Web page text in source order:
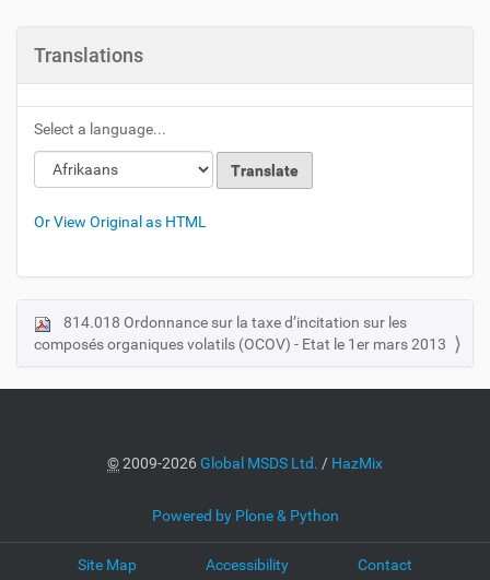
Translations
Select a language...
Or View Original as HTML
N
a
o
814.018 Ordonnance sur la taxe d’incitation sur les
composés organiques volatils (OCOV) - Etat le 1er mars 2013
©2009-2026Global MSDS Ltd. / HazMix
Powered by Plone & Python
Site Map Accessibility Contact